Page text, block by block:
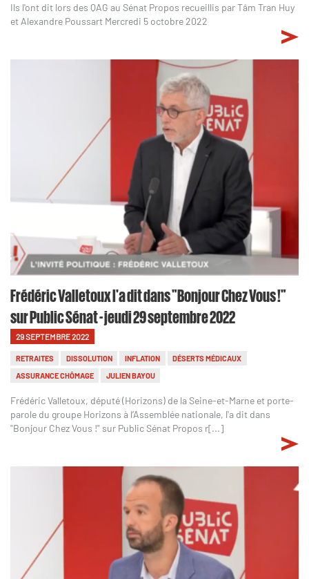
Ils l'ont dit lors des QAG au Sénat Propos recueillis par Tâm Tran Huy
et Alexandre Poussart Mercredi 5 octobre 2022
Frédéric Valletoux l'a dit dans "Bonjour Chez Vous !"
sur Public Sénat - jeudi 29 septembre 2022
29 SEPTEMBRE 2022
RETRAITES DISSOLUTION INFLATION
DÉSERTS MÉDICAUX
ASSURANCE CHÔMAGE
JULIEN BAYOU
Frédéric Valletoux, député (Horizons) de la Seine-et-Marne et porte-
parole du groupe Horizons à l’Assemblée nationale, l'a dit dans
"Bonjour Chez Vous !" sur Public Sénat Propos r[...]